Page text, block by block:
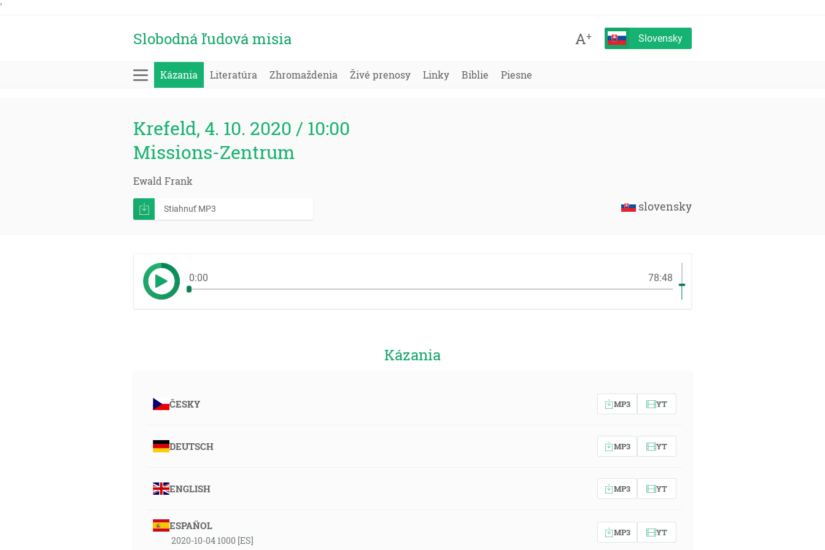
'
Slobodná ľudová misia A+ Slovensky
Kázania Literatúra Zhromaždenia Živé prenosy Linky Biblie Piesne
Krefeld, 4. 10. 2020 / 10:00
Missions-Zentrum
Ewald Frank
slovensky
Stiahnuť MP3
0:00 78:48
Kázania
ČESKY MP3 YT
DEUTSCH MP3 YT
ENGLISH MP3 YT
ESPAÑOL
2020-10-04 1000 [ES]
MP3 YT